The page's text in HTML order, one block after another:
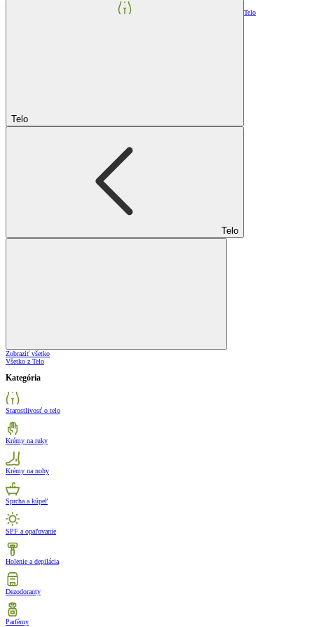
Telo
Telo
Telo
Zobraziť všetko
Všetko z Telo
Kategória
Starostlivosť o telo
Krémy na ruky
Krémy na nohy
Sprcha a kúpeľ
SPF a opaľovanie
Holenie a depilácia
Dezodoranty
Parfémy